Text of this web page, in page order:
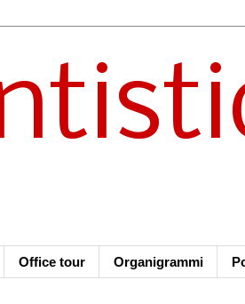
Office tour Organigrammi